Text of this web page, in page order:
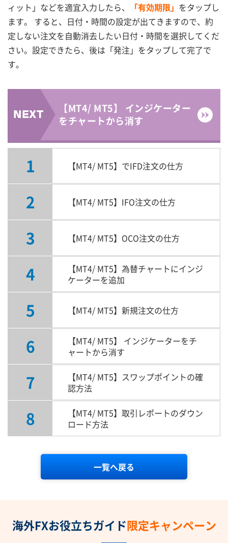
ィット」などを適宜入力したら、
「有効期限」 をタップし
ます。 すると、日付・時間の設定が出てきますので、約
定しない注文を自動消去したい日付・時間を選択してくだ
さい。設定できたら、後は「発注」をタップして完了で
す。
【MT4/ MT5】 インジケーター
をチャートから消す
1 【MT4/ MT5】でIFD注文の仕方
2 【MT4/ MT5】IFO注文の仕方
3 【MT4/ MT5】OCO注文の仕方
4
【MT4/ MT5】為替チャートにインジ
ケーターを追加
5 【MT4/ MT5】新規注文の仕方
6
【MT4/ MT5】 インジケーターをチ
ャートから消す
7
【MT4/ MT5】スワップポイントの確
認方法
8
【MT4/ MT5】取引レポートのダウン
ロード方法
一覧へ戻る
海外FXお役立ちガイド限定キャンペーン